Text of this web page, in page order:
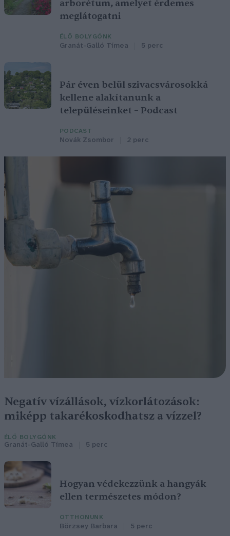
arborétum, amelyet érdemes
meglátogatni
ÉLŐ BOLYGÓNK
Granát-Galló Tímea 5 perc
Pár éven belül szivacsvárosokká
kellene alakítanunk a
településeinket – Podcast
PODCAST
Novák Zsombor 2 perc
Negatív vízállások, vízkorlátozások:
miképp takarékoskodhatsz a vízzel?
ÉLŐ BOLYGÓNK
Granát-Galló Tímea 5 perc
Hogyan védekezzünk a hangyák
ellen természetes módon?
OTTHONUNK
Börzsey Barbara 5 perc